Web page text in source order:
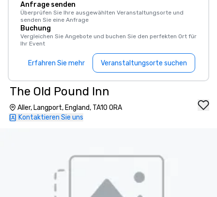
Anfrage senden
Überprüfen Sie Ihre ausgewählten Veranstaltungsorte und
senden Sie eine Anfrage
Buchung
Vergleichen Sie Angebote und buchen Sie den perfekten Ort für
Ihr Event
Erfahren Sie mehr Veranstaltungsorte suchen
The Old Pound Inn
Aller, Langport, England, TA10 0RA
Kontaktieren Sie uns